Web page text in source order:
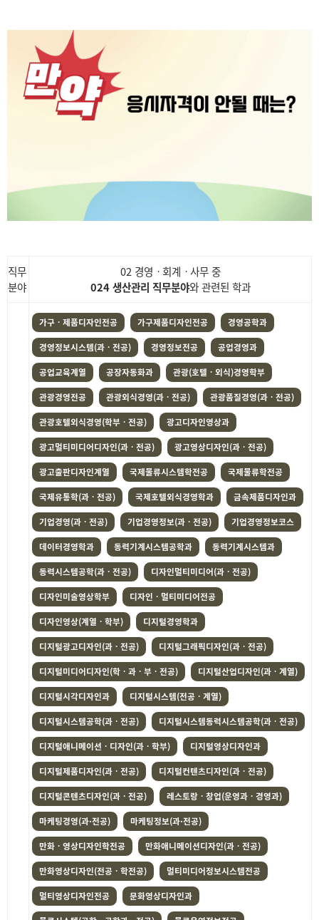
직무
분야
02 경영ㆍ회계ㆍ사무 중
024 생산관리 직무분야와 관련된 학과
가구ㆍ제품디자인전공 가구제품디자인전공
경영공학과
경영정보시스템(과ㆍ전공)
경영정보전공
공업경영과
공업교육계열
공장자동화과
관광(호텔ㆍ외식)경영학부
관광경영전공
관광외식경영(과ㆍ전공)
관광품질경영(과ㆍ전공)
관광호텔외식경영(학부ㆍ전공)
광고디자인영상과
광고멀티미디어디자인(과ㆍ전공)
광고영상디자인(과ㆍ전공)
광고출판디자인계열
국제물류시스템학전공
국제물류학전공
국제유통학(과ㆍ전공)
국제호텔외식경영학과
금속제품디자인과
기업경영(과ㆍ전공)
기업경영정보(과ㆍ전공)
기업경영정보코스
데이터경영학과
동력기계시스템공학과
동력기계시스템과
동력시스템공학(과ㆍ전공)
디자인멀티미디어(과ㆍ전공)
디자인미술영상학부
디자인ㆍ멀티미디어전공
디자인영상(계열ㆍ학부)
디지털경영학과
디지털광고디자인(과ㆍ전공)
디지털그래픽디자인(과ㆍ전공)
디지털미디어디자인(학ㆍ과ㆍ부ㆍ전공)
디지털산업디자인(과ㆍ계열)
디지털시각디자인과
디지털시스템(전공ㆍ계열)
디지털시스템공학(과ㆍ전공)
디지털시스템동력시스템공학(과ㆍ전공)
디지털애니메이션ㆍ디자인(과ㆍ학부)
디지털영상디자인과
디지털제품디자인(과ㆍ전공)
디지털컨텐츠디자인(과ㆍ전공)
디지털콘텐츠디자인(과ㆍ전공)
레스토랑ㆍ창업(운영과ㆍ경영과)
마케팅경영(과·전공)
마케팅정보(과·전공)
만화ㆍ영상디자인학전공
만화애니메이션디자인(과ㆍ전공)
만화영상디자인(전공ㆍ학전공)
멀티미디어정보시스템전공
멀티영상디자인전공
문화영상디자인과